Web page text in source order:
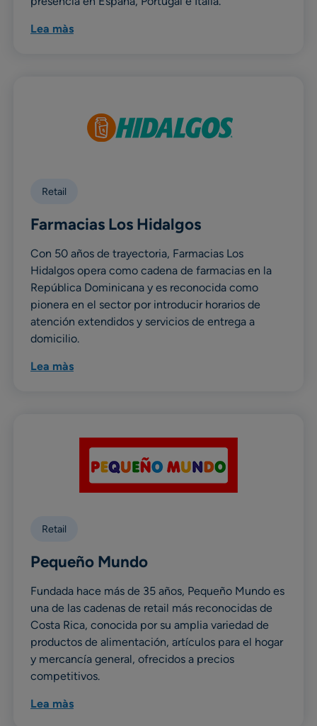
Lea màs
Retail
Farmacias Los Hidalgos
Con 50 años de trayectoria, Farmacias Los
Hidalgos opera como cadena de farmacias en la
República Dominicana y es reconocida como
pionera en el sector por introducir horarios de
atención extendidos y servicios de entrega a
domicilio.
Lea màs
Retail
Pequeño Mundo
Fundada hace más de 35 años, Pequeño Mundo es
una de las cadenas de retail más reconocidas de
Costa Rica, conocida por su amplia variedad de
productos de alimentación, artículos para el hogar
y mercancía general, ofrecidos a precios
competitivos.
Lea màs